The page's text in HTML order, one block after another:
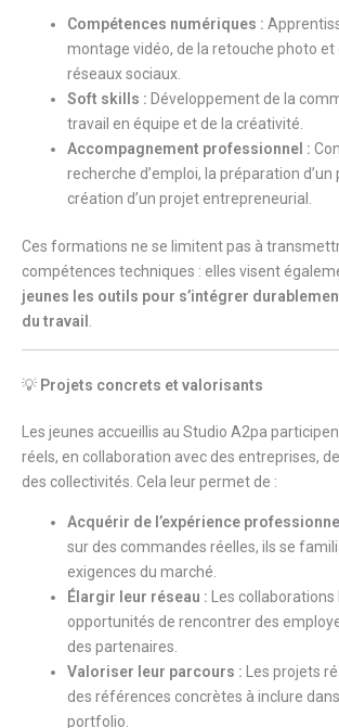
Compétences numériques :
montage vidéo, de la retouche photo et
réseaux sociaux.
Soft skills : Développement de la
travail en équipe et de la créativité.
Accompagnement professionnel :
recherche d’emploi, la préparation
création d’un projet entrepreneurial.
Ces formations ne se limitent pas à
compétences techniques : elles visent
jeunes les outils pour s’intégrer
du travail
💡 Projets concrets et valorisants
Les jeunes accueillis au Studio A2pa
réels, en collaboration avec des entreprises,
des collectivités. Cela leur permet de :
Acquérir de l’expérience
sur des commandes réelles, ils se
exigences du marché.
Élargir leur réseau : Les
opportunités de rencontrer des
des partenaires.
Valoriser leur parcours : Les projets
des références concrètes à inclure
portfolio.